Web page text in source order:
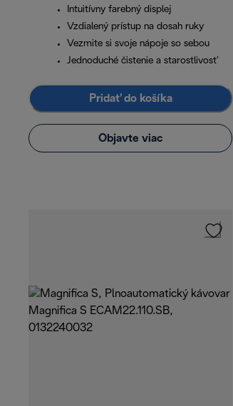
Intuitívny farebný displej
Vzdialený prístup na dosah ruky
Vezmite si svoje nápoje so sebou
Jednoduché čistenie a starostlivosť
Pridať do košíka
Objavte viac